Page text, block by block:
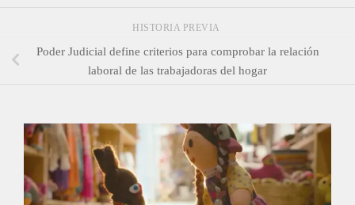
HISTORIA PREVIA
Poder Judicial define criterios para comprobar la relación
laboral de las trabajadoras del hogar